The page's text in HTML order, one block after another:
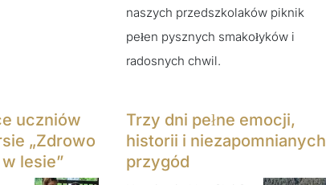
naszych przedszkolaków piknik
pełen pysznych smakołyków i
radosnych chwil.
uczniów
„Zdrowo
lesie”
Trzy dni pełne emocji,
historii i niezapomnianych
przygód